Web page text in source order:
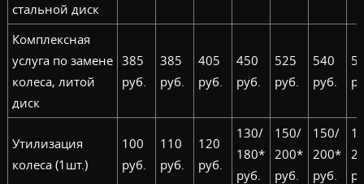
стальной диск
Комплексная
услуга по замене
колеса, литой
диск
385
руб.
385
руб.
405
руб.
450
руб.
525
руб.
540
руб.
Утилизация
колеса (1шт.)
100
руб.
110
руб.
120
руб.
130/
180*
руб.
150/
200*
руб.
150/
200*
руб.